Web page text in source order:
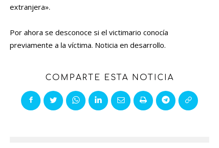
extranjera».
Por ahora se desconoce si el victimario conocía
previamente a la víctima. Noticia en desarrollo.
COMPARTE ESTA NOTICIA